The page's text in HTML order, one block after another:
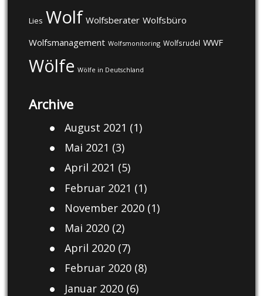
Lies Wolf Wolfsberater Wolfsbüro
Wolfsmanagement Wolfsmonitoring Wolfsrudel WWF
Wölfe Wölfe in Deutschland
Archive
August 2021 (1)
Mai 2021 (3)
April 2021 (5)
Februar 2021 (1)
November 2020(1)
Mai 2020(2)
April 2020(7)
Februar 2020(8)
Januar 2020(6)